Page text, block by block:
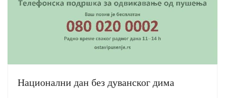
Национални дан без дуванског дима